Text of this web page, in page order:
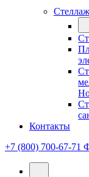
Контакты
+7 (800) 700-67-71